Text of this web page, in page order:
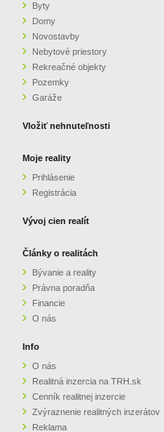
GARÁŽE
O NÁS
CENNÍK REALITNEJ INZERCIE
ZVÝRAZNENIE REALITNÝCH INZERÁTOV
PARTNERI
OBCHODNÉ PODMIENKY
KONTAKT
Byty
Domy
Novostavby
Nebytové priestory
Rekreačné objekty
Pozemky
Garáže
Vložiť nehnuteľnosti
Moje reality
Prihlásenie
Registrácia
Vývoj cien realít
Články o realitách
Bývanie a reality
Právna poradňa
Financie
O nás
Info
O nás
Realitná inzercia na TRH.sk
Cenník realitnej inzercie
Zvýraznenie realitných inzerátov
Reklama